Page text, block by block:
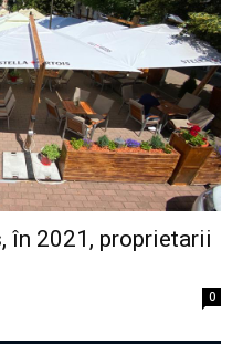
în 2021, proprietarii
0